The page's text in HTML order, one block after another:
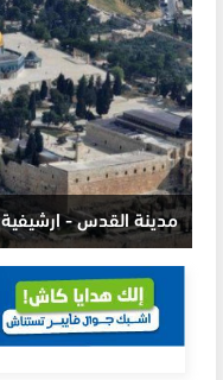
مدينة القدس - ارشيفية